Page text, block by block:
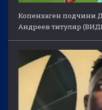
Копенхаген подчини
Андреев титуляр